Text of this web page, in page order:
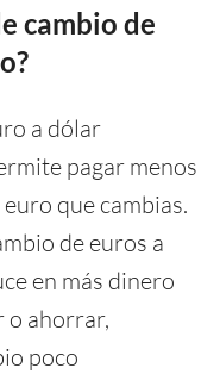
cambio de
a dólar
pagar menos
que cambias.
de euros a
en más dinero
o ahorrar,
poco